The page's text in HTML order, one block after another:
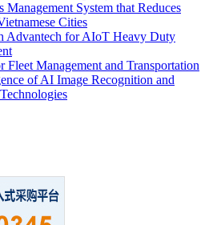
System that Reduces
Cities
Advantech for AIoT Heavy Duty
Fleet Management and Transportation
of AI Image Recognition and